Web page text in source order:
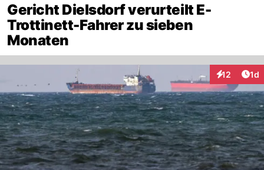
Gericht Dielsdorf verurteilt E-
Trottinett-Fahrer zu sieben
Monaten
12 1d